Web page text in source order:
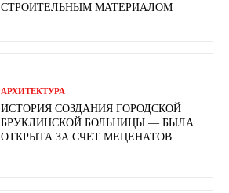
СТРОИТЕЛЬНЫМ МАТЕРИАЛОМ
АРХИТЕКТУРА
ИСТОРИЯ СОЗДАНИЯ ГОРОДСКОЙ
БРУКЛИНСКОЙ БОЛЬНИЦЫ — БЫЛА
ОТКРЫТА ЗА СЧЕТ МЕЦЕНАТОВ